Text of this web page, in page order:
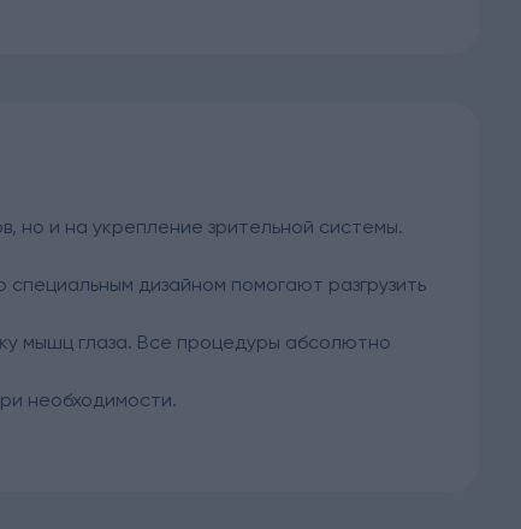
но и на укрепление зрительной системы.
дизайном помогают разгрузить
мышц глаза. Все процедуры абсолютно
необходимости.